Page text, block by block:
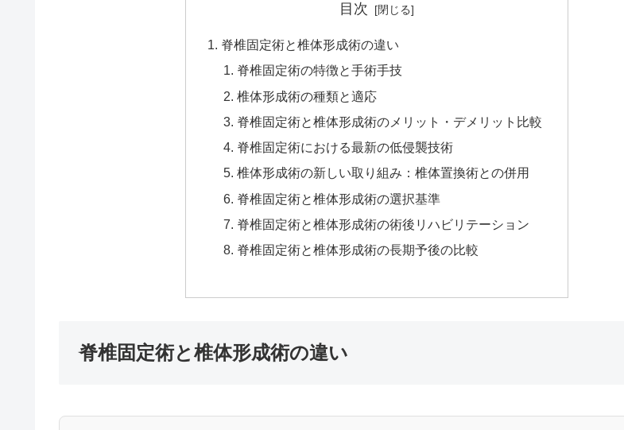
目次
脊椎固定術と椎体形成術の違い
脊椎固定術の特徴と手術手技
椎体形成術の種類と適応
脊椎固定術と椎体形成術のメリット・デメリット比較
脊椎固定術における最新の低侵襲技術
椎体形成術の新しい取り組み：椎体置換術との併用
脊椎固定術と椎体形成術の選択基準
脊椎固定術と椎体形成術の術後リハビリテーション
脊椎固定術と椎体形成術の長期予後の比較
脊椎固定術と椎体形成術の違い